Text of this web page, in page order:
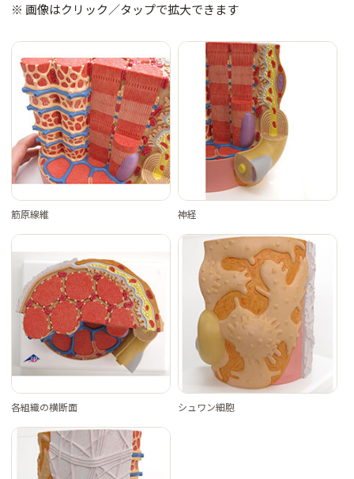
※ 画像はクリック／タップで拡大できます
筋原線維 神経
各組織の横断面 シュワン細胞